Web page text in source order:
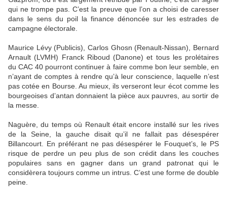
qui ne trompe pas. C’est la preuve que l’on a choisi de caresser
dans le sens du poil la finance dénoncée sur les estrades de
campagne électorale.
Maurice Lévy (Publicis), Carlos Ghosn (Renault-Nissan), Bernard
Arnault (LVMH) Franck Riboud (Danone) et tous les prolétaires
du CAC 40 pourront continuer à faire comme bon leur semble, en
n’ayant de comptes à rendre qu’à leur conscience, laquelle n’est
pas cotée en Bourse. Au mieux, ils verseront leur écot comme les
bourgeoises d’antan donnaient la pièce aux pauvres, au sortir de
la messe.
Naguère, du temps où Renault était encore installé sur les rives
de la Seine, la gauche disait qu’il ne fallait pas désespérer
Billancourt. En préférant ne pas désespérer le Fouquet’s, le PS
risque de perdre un peu plus de son crédit dans les couches
populaires sans en gagner dans un grand patronat qui le
considèrera toujours comme un intrus. C’est une forme de double
peine.